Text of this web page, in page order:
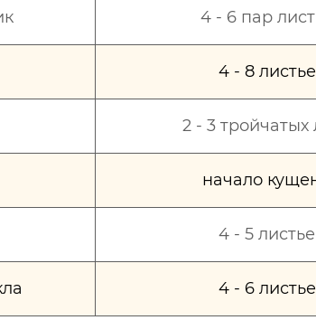
4 - 6 пар
4 - 8
2 - 3 тройчатых
начало
4 - 5
4 - 6